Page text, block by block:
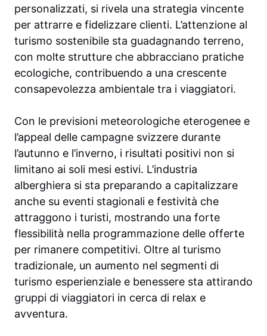
personalizzati, si rivela una strategia vincente
per attrarre e fidelizzare clienti. L’attenzione al
turismo sostenibile sta guadagnando terreno,
con molte strutture che abbracciano pratiche
ecologiche, contribuendo a una crescente
consapevolezza ambientale tra i viaggiatori.
Con le previsioni meteorologiche eterogenee e
l’appeal delle campagne svizzere durante
l’autunno e l’inverno, i risultati positivi non si
limitano ai soli mesi estivi. L’industria
alberghiera si sta preparando a capitalizzare
anche su eventi stagionali e festività che
attraggono i turisti, mostrando una forte
flessibilità nella programmazione delle offerte
per rimanere competitivi. Oltre al turismo
tradizionale, un aumento nel segmenti di
turismo esperienziale e benessere sta attirando
gruppi di viaggiatori in cerca di relax e
avventura.